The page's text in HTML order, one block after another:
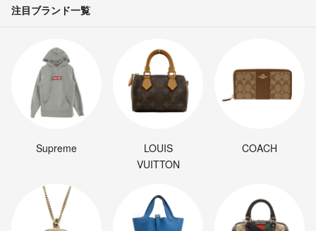
注目ブランド一覧
Supreme
LOUIS
VUITTON
COACH